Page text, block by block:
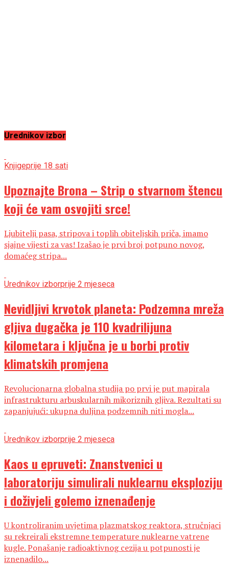
Urednikov izbor
Knjigeprije 18 sati
Upoznajte Brona – Strip o stvarnom štencu
koji će vam osvojiti srce!
Ljubitelji pasa, stripova i toplih obiteljskih priča, imamo
sjajne vijesti za vas! Izašao je prvi broj potpuno novog,
domaćeg stripa...
Urednikov izborprije 2 mjeseca
Nevidljivi krvotok planeta: Podzemna mreža
gljiva dugačka je 110 kvadrilijuna
kilometara i ključna je u borbi protiv
klimatskih promjena
Revolucionarna globalna studija po prvi je put mapirala
infrastrukturu arbuskularnih mikoriznih gljiva. Rezultati su
zapanjujući: ukupna duljina podzemnih niti mogla...
Urednikov izborprije 2 mjeseca
Kaos u epruveti: Znanstvenici u
laboratoriju simulirali nuklearnu eksploziju
i doživjeli golemo iznenađenje
U kontroliranim uvjetima plazmatskog reaktora, stručnjaci
su rekreirali ekstremne temperature nuklearne vatrene
kugle. Ponašanje radioaktivnog cezija u potpunosti je
iznenadilo...